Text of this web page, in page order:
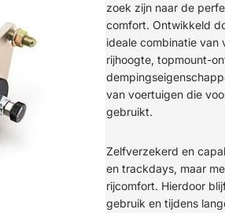
zoek zijn naar de
comfort. Ontwikkeld
ideale combinatie van
rijhoogte, topmount-
van voertuigen die
gebruikt.
Zelfverzekerd en
en trackdays, maar
rijcomfort. Hierdoor
gebruik en tijdens